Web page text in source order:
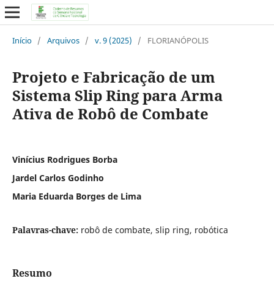
Início / Arquivos / v. 9 (2025) / FLORIANÓPOLIS
Projeto e Fabricação de um
Sistema Slip Ring para Arma
Ativa de Robô de Combate
Vinícius Rodrigues Borba
Jardel Carlos Godinho
Maria Eduarda Borges de Lima
Palavras-chave: robô de combate, slip ring, robótica
Resumo